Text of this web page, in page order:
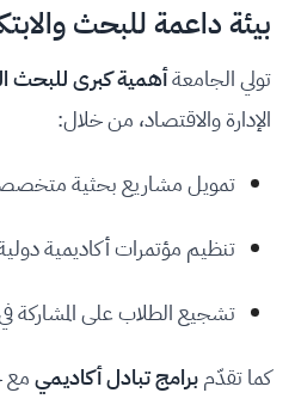
بيئة داعمة للبحث
تولي الجامعةأهمية كبرى للبحث
الإدارة والاقتصاد، من خلال:
تمويل مشاريع بحثية
تنظيم مؤتمرات أكاديمية
تشجيع الطلاب على المشاركة
كما تقدّمبرامج تبادل أكاديميمع